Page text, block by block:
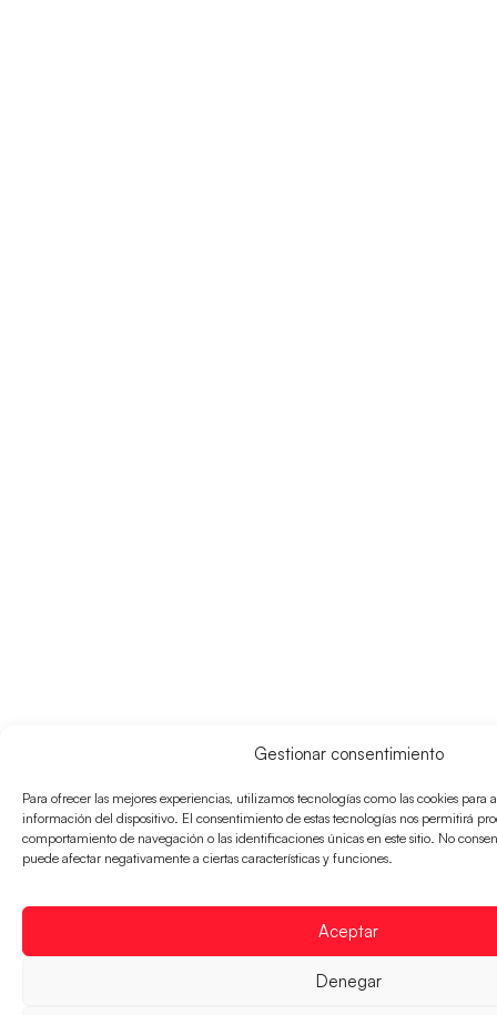
Gestionar consentimiento
Para ofrecer las mejores experiencias, utilizamos tecnologías como las cookies para
información del dispositivo. El consentimiento de estas tecnologías nos permitirá
comportamiento de navegación o las identificaciones únicas en este sitio. No
puede afectar negativamente a ciertas características y funciones.
Aceptar
Denegar